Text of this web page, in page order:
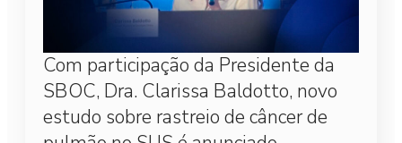
Com participação da Presidente da
SBOC, Dra. Clarissa Baldotto, novo
estudo sobre rastreio de câncer de